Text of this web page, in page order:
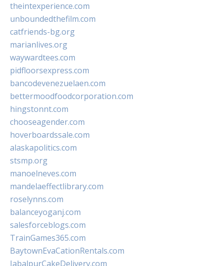
theintexperience.com
unboundedthefilm.com
catfriends-bg.org
marianlives.org
waywardtees.com
pidfloorsexpress.com
bancodevenezuelaen.com
bettermoodfoodcorporation.com
hingstonnt.com
chooseagender.com
hoverboardssale.com
alaskapolitics.com
stsmp.org
manoelneves.com
mandelaeffectlibrary.com
roselynns.com
balanceyoganj.com
salesforceblogs.com
TrainGames365.com
BaytownEvaCationRentals.com
JabalpurCakeDelivery.com